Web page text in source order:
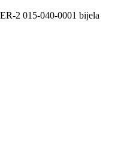
2 015-040-0001 bijela